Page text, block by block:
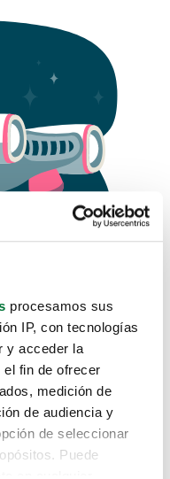
procesamos sus
IP, con tecnologías
y acceder la
fin de ofrecer
medición de
de audiencia y
de seleccionar
Puede
como
aquí.
que estás